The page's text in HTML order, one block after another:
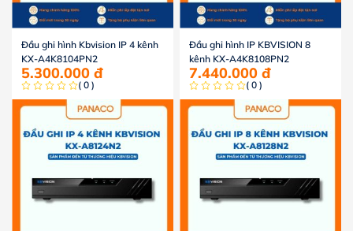
Đầu ghi hình Kbvision IP 4 kênh
KX-A4K8104PN2
5.300.000 đ
( 0 )
Đầu ghi hình IP KBVISION 8
kênh KX-A4K8108PN2
7.440.000 đ
( 0 )